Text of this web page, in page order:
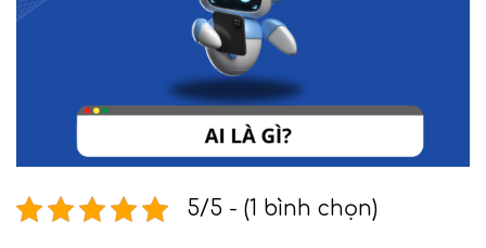
5/5 - (1 bình chọn)